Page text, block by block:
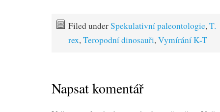
Filed underSpekulativní paleontologie,T.
rex,Teropodní dinosauři,Vymírání K-T
Napsat komentář